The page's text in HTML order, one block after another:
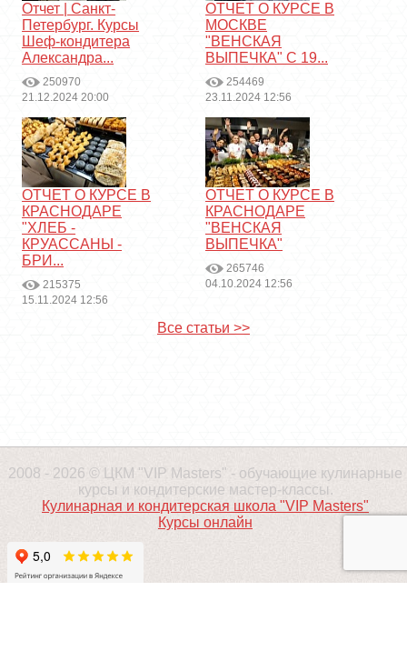
Отчет | Санкт-
Петербург. Курсы
Шеф-кондитера
Александра...
250970
21.12.2024 20:00
ОТЧЕТ О КУРСЕ В
МОСКВЕ
"ВЕНСКАЯ
ВЫПЕЧКА" С 19...
254469
23.11.2024 12:56
ОТЧЕТ О КУРСЕ В
КРАСНОДАРЕ
"ХЛЕБ -
КРУАССАНЫ -
БРИ...
215375
15.11.2024 12:56
ОТЧЕТ О КУРСЕ В
КРАСНОДАРЕ
"ВЕНСКАЯ
ВЫПЕЧКА"
265746
04.10.2024 12:56
Все статьи >>
2008 - 2026 © ЦКМ "VIP Masters" - обучающие кулинарные
курсы и кондитерские мастер-классы.
Кулинарная и кондитерская школа "VIP Masters"
Курсы онлайн